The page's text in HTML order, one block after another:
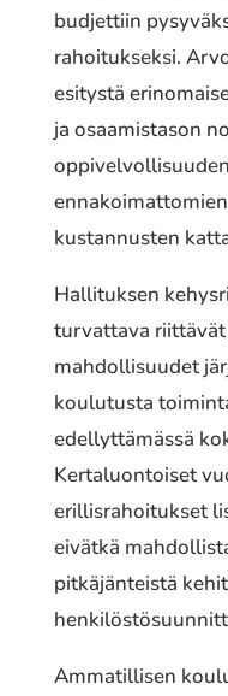
budjettiin
rahoitukseksi.
esitystä
ja osaamistason
kustannusten
Hallituksen
turvattava
mahdollisuudet
koulutusta
edellyttämässä
Kertaluontoiset
erillisrahoitukset
eivätkä
pitkäjänteistä
Ammatillisen